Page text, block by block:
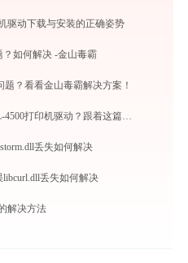
驱动下载与安装的正确姿势
？如何解决 -金山毒霸
题？看看金山毒霸解决方案！
如何轻松下载和安装三星ML-4500打印机驱动？跟着这篇指南走
丢失如何解决
libcurl.dll丢失如何解决
解决方法